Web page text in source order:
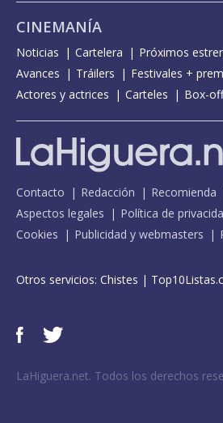
CINEMANÍA
Noticias Cartelera Próximos
Avances
Tráilers
Festivales +
Actores y actrices
Carteles Box-
Contacto Redacción Recomienda
Aspectos legales
Política de
Cookies
Publicidad y webmasters
Otros servicios: Chistes |
LaHiguera.net. Todos los derechos